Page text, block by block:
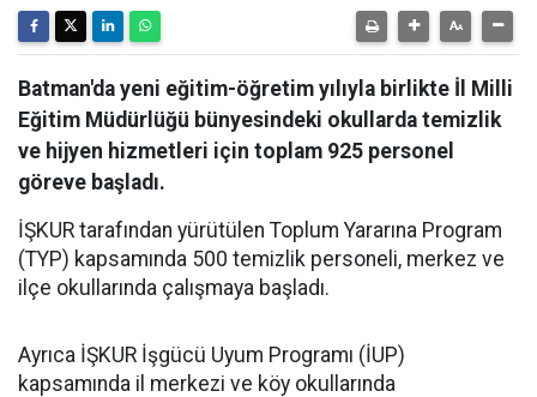
Batman'da yeni eğitim-öğretim yılıyla birlikte İl Milli
Eğitim Müdürlüğü bünyesindeki okullarda temizlik
ve hijyen hizmetleri için toplam 925 personel
göreve başladı.
İŞKUR tarafından yürütülen Toplum Yararına Program
(TYP) kapsamında 500 temizlik personeli, merkez ve
ilçe okullarında çalışmaya başladı.
Ayrıca İŞKUR İşgücü Uyum Programı (İUP)
kapsamında il merkezi ve köy okullarında